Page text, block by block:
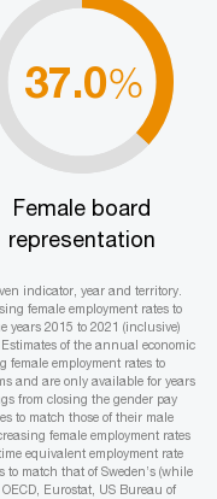
37.0%
Female board
representation
indicator, year and territory.
female employment rates to
years 2015 to 2021 (inclusive)
of the annual economic
employment rates to
and are only available for years
from closing the gender pay
to match those of their male
female employment rates
equivalent employment rate
match that of Sweden’s (while
Eurostat, US Bureau of